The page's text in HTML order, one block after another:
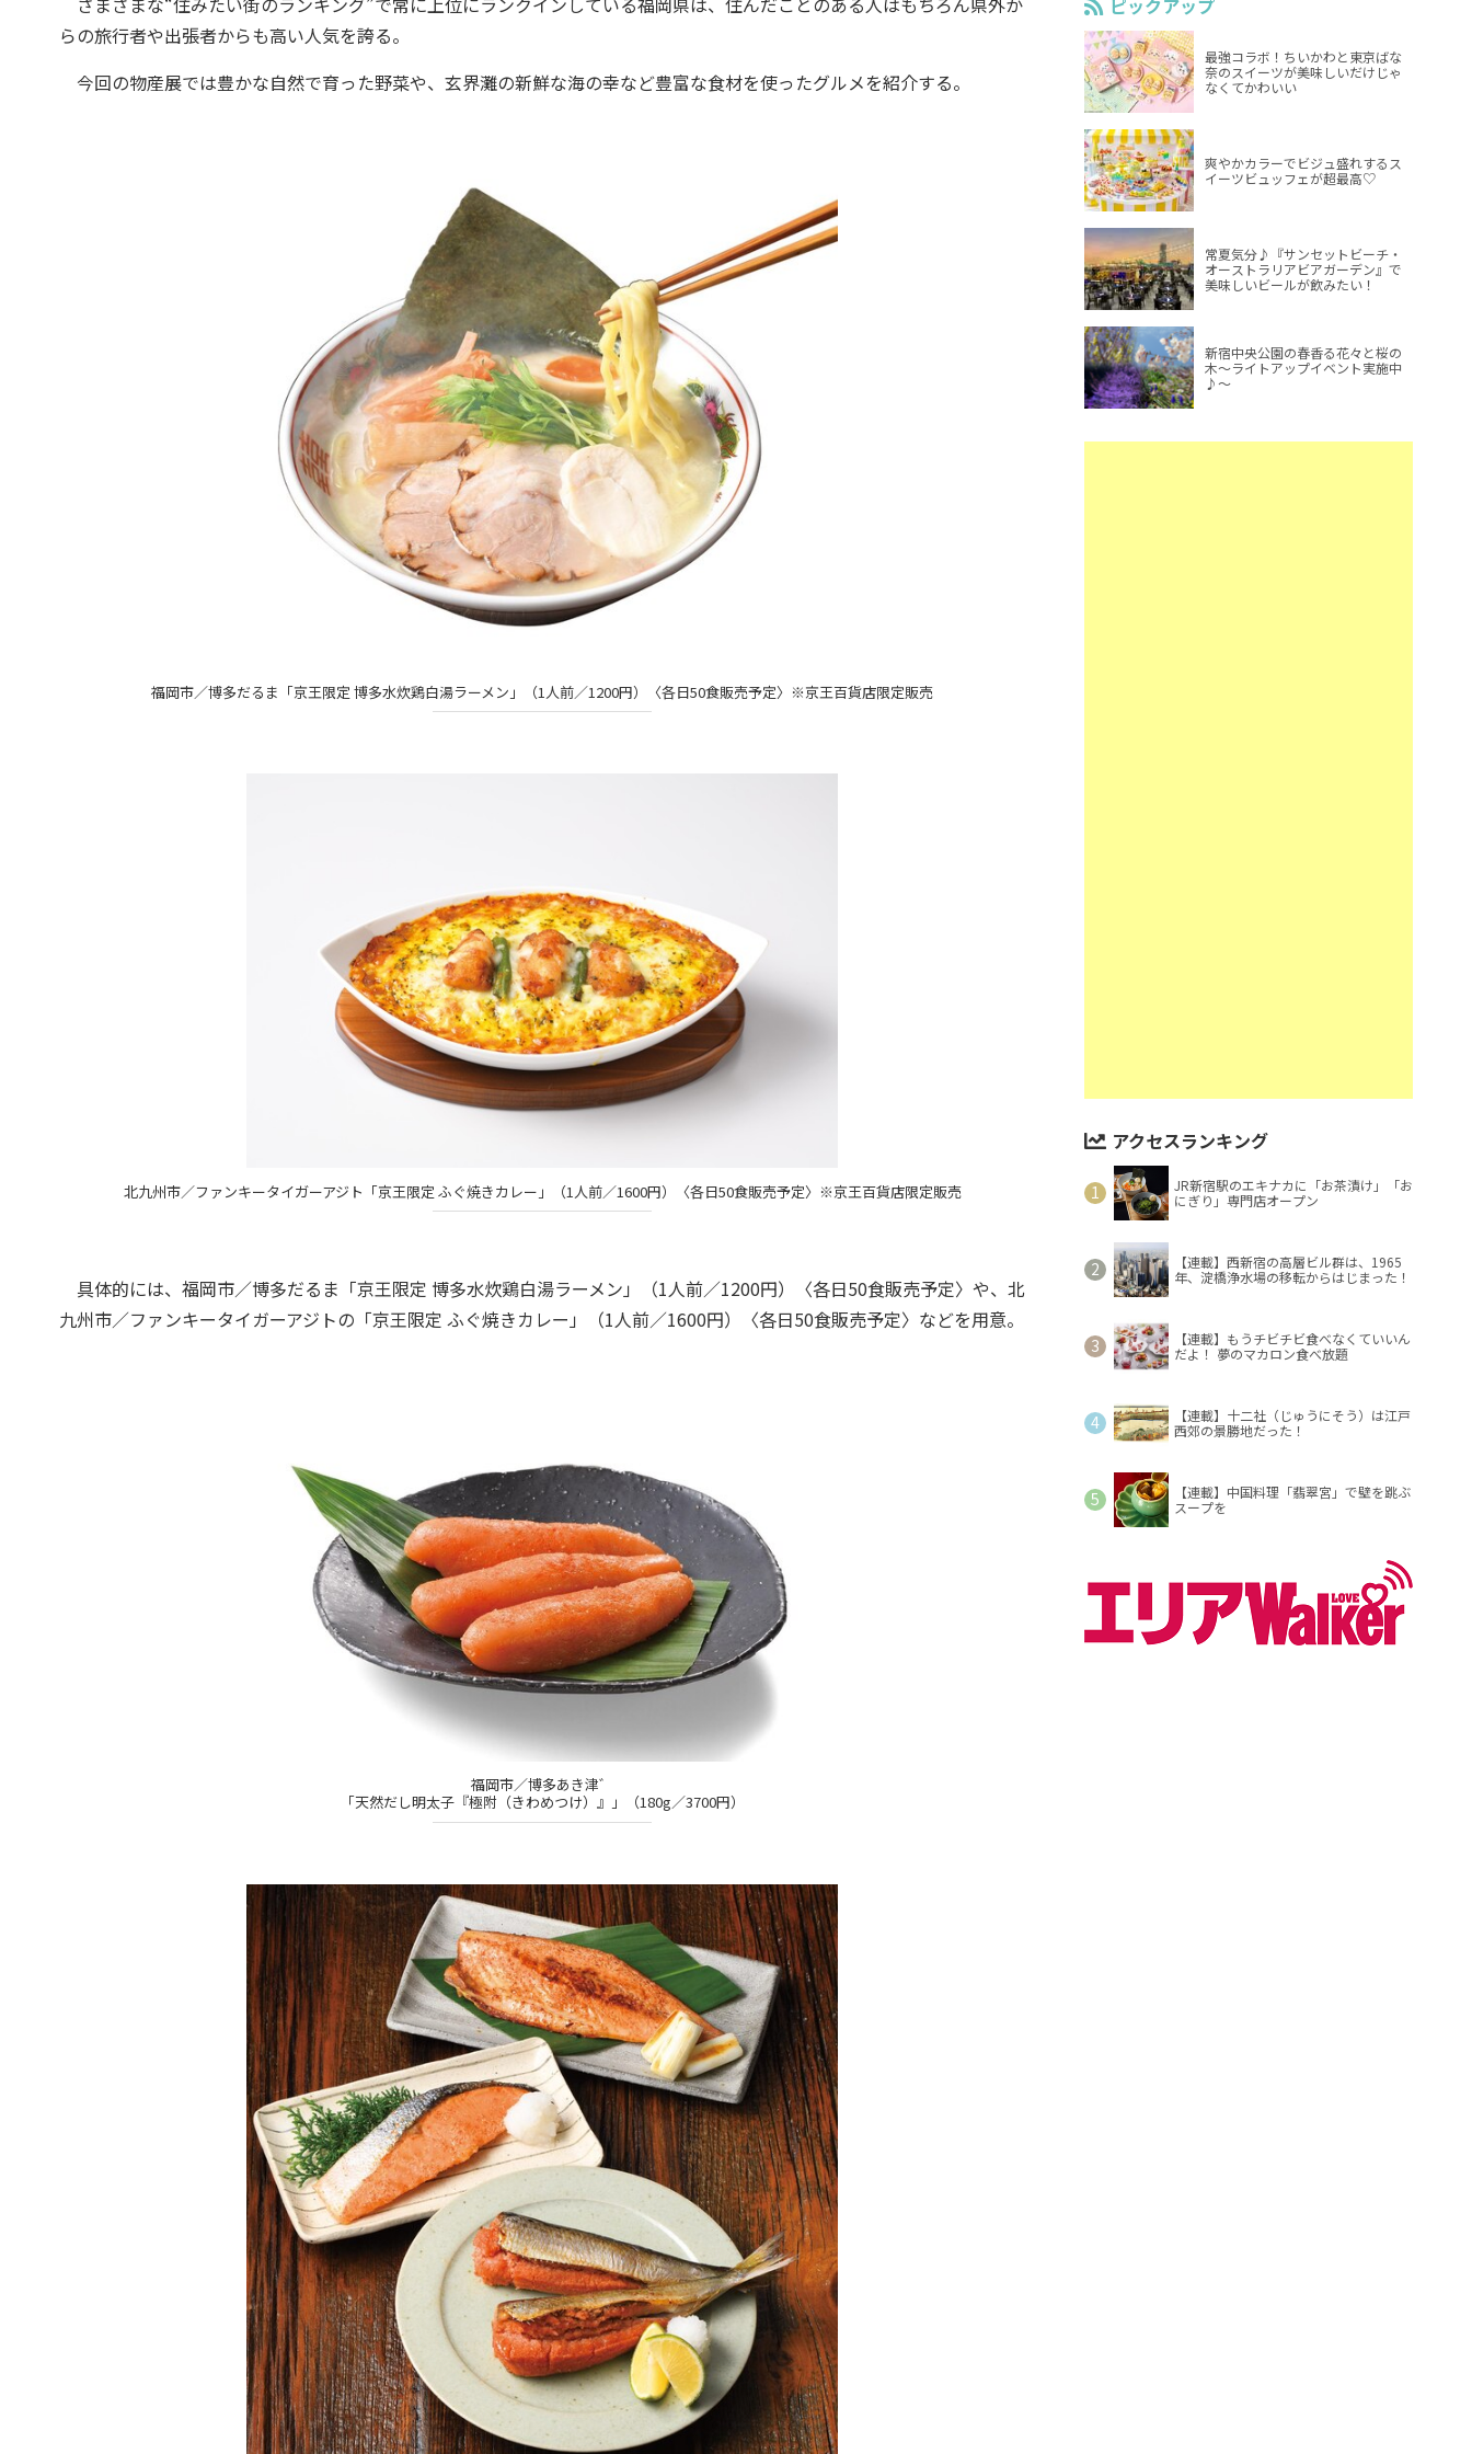
らの旅行者や出張者からも高い人気を誇る。
今回の物産展では豊かな自然で育った野菜や、玄界灘の新鮮な海の幸など豊富な食材を使ったグルメを紹介する。
福岡市／博多だるま「京王限定 博多水炊鶏白湯ラーメン」（1人前／1200円）〈各日50食販売予定〉※京王百貨店限定販売
北九州市／ファンキータイガーアジト「京王限定 ふぐ焼きカレー」（1人前／1600円）〈各日50食販売予定〉※京王百貨店限定販売
具体的には、福岡市／博多だるま「京王限定 博多水炊鶏白湯ラーメン」（1人前／1200円）〈各日50食販売予定〉や、北
九州市／ファンキータイガーアジトの「京王限定 ふぐ焼きカレー」（1人前／1600円）〈各日50食販売予定〉などを用意。
福岡市／博多あき津゛
「天然だし明太子『極附（きわめつけ）』」（180g／3700円）
ピックアップ
最強コラボ！ちいかわと東京ばな
奈のスイーツが美味しいだけじゃ
なくてかわいい
爽やかカラーでビジュ盛れするス
イーツビュッフェが超最高♡
常夏気分♪『サンセットビーチ・
オーストラリアビアガーデン』で
美味しいビールが飲みたい！
新宿中央公園の春香る花々と桜の
木～ライトアップイベント実施中
♪～
アクセスランキング
JR新宿駅のエキナカに「お茶漬け」「お
にぎり」専門店オープン
【連載】西新宿の高層ビル群は、1965
年、淀橋浄水場の移転からはじまった！
【連載】もうチビチビ食べなくていいん
だよ！ 夢のマカロン食べ放題
【連載】十二社（じゅうにそう）は江戸
西郊の景勝地だった！
【連載】中国料理「翡翠宮」で壁を跳ぶ
スープを